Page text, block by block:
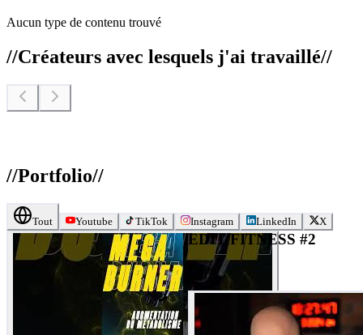
Aucun type de contenu trouvé
//Créateurs avec lesquels j'ai travaillé//
//Portfolio//
Tout Youtube TikTok Instagram LinkedIn X
EDIT FITNESS #2
vue